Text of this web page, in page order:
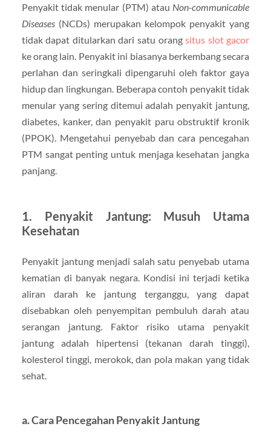
Penyakit tidak menular (PTM) atau Non-communicable
Diseases(NCDs) merupakan kelompok penyakit yang
tidak dapat ditularkan dari satu orangsitus slot gacor
ke orang lain. Penyakit ini biasanya berkembang secara
perlahan dan seringkali dipengaruhi oleh faktor gaya
hidup dan lingkungan. Beberapa contoh penyakit tidak
menular yang sering ditemui adalah penyakit jantung,
diabetes, kanker, dan penyakit paru obstruktif kronik
(PPOK). Mengetahui penyebab dan cara pencegahan
PTM sangat penting untuk menjaga kesehatan jangka
panjang.
1. Penyakit Jantung: Musuh Utama
Kesehatan
Penyakit jantung menjadi salah satu penyebab utama
kematian di banyak negara. Kondisi ini terjadi ketika
aliran darah ke jantung terganggu, yang dapat
disebabkan oleh penyempitan pembuluh darah atau
serangan jantung. Faktor risiko utama penyakit
jantung adalah hipertensi (tekanan darah tinggi),
kolesterol tinggi, merokok, dan pola makan yang tidak
sehat.
a. Cara Pencegahan Penyakit Jantung